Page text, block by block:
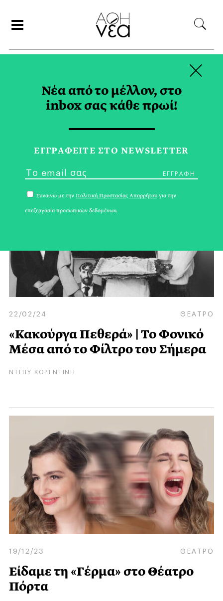
ΘΕΑΤΡΟ ΤΟΥ ΝΕΟΥ
ΚΟΣΜΟΥ TAG
22/02/24 ΘΕΑΤΡΟ
«Κακούργα Πεθερά» | Το Φονικό
Μέσα από το Φίλτρο του Σήμερα
ΝΤΕΠΥ ΚΟΡΕΝΤΙΝΗ
19/12/23 ΘΕΑΤΡΟ
Είδαμε τη «Γέρμα» στο Θέατρο
Πόρτα
Νέα από το μέλλον, στο
inbox σας κάθε πρωί!
ΕΓΓPΑΦΕΙΤΕ ΣΤΟ NEWSLETTER
Συναινώ με την Πολιτική Προστασίας Απορρήτου για την
επεξεργασία προσωπικών δεδομένων.
×